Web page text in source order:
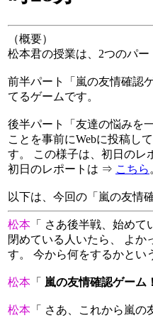
（概要）
松本君の授業は、2つのパー
前半パート「嵐の友情確認
てるゲームです。
後半パート「友達の悩みを
ことを事前にWebに投稿し
す。 この様子は、初日のレ
初日のレポートは ⇒ こちら
以下は、今回の「嵐の友情
松本 「 さあ後半戦、始め
閉めている人いたら、 よか
す。 今から何をするかとい
松本 「 嵐の友情確認ゲーム！
松本 「 さあ、これから嵐